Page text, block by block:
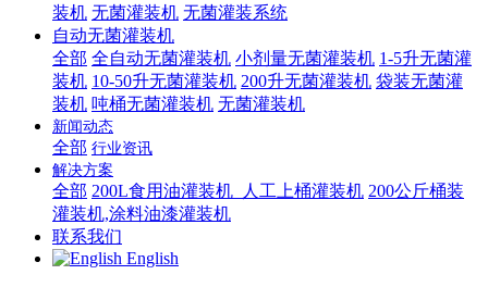
装机 无菌灌装机 无菌灌装系统
自动无菌灌装机
全部 全自动无菌灌装机 小剂量无菌灌装机 1-5升无菌灌
装机 10-50升无菌灌装机 200升无菌灌装机 袋装无菌灌
装机 吨桶无菌灌装机 无菌灌装机
新闻动态
全部 行业资讯
解决方案
全部 200L食用油灌装机_人工上桶灌装机 200公斤桶装
灌装机,涂料油漆灌装机
联系我们
English